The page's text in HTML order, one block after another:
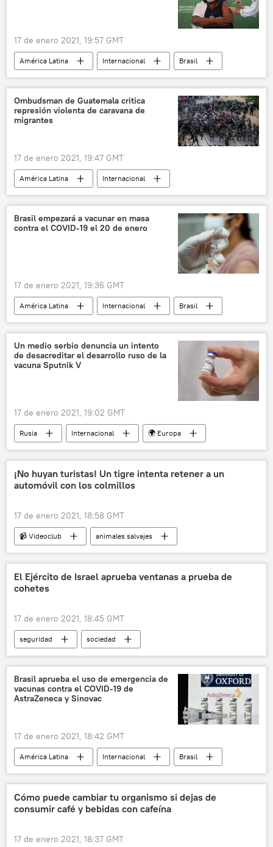
17 de enero 2021, 19:57 GMT
América Latina Internacional
Brasil
vacunación
COVID-19 noticias
Ombudsman de Guatemala critica
represión violenta de caravana de
migrantes
17 de enero 2021, 19:47 GMT
América Latina
Internacional
Guatemala
Centroamérica
Honduras
noticias
Brasil empezará a vacunar en masa
contra el COVID-19 el 20 de enero
17 de enero 2021, 19:36 GMT
América Latina Internacional
Brasil
vacunación
COVID-19 noticias
Un medio serbio denuncia un intento
de desacreditar el desarrollo ruso de la
vacuna Sputnik V
17 de enero 2021, 19:02 GMT
Rusia Internacional
🌍 Europa
Sputnik V (vacuna)
vacunación contra el COVID-19
vacunación
noticias
¡No huyan turistas! Un tigre intenta retener a un
automóvil con los colmillos
17 de enero 2021, 18:58 GMT
📹 Videoclub
animales salvajes
safari
animales 🧭 Destinos
El Ejército de Israel aprueba ventanas a prueba de
cohetes
17 de enero 2021, 18:45 GMT
seguridad
sociedad
🌍 Oriente Medio
Internacional
Israel
noticias
Brasil aprueba el uso de emergencia de
vacunas contra el COVID-19 de
AstraZeneca y Sinovac
17 de enero 2021, 18:42 GMT
América Latina Internacional
Brasil
AstraZeneca
vacunación
coronavirus
pandemia de coronavirus
COVID-19
vacunación contra el COVID-19
Cómo puede cambiar tu organismo si dejas de
consumir café y bebidas con cafeína
17 de enero 2021, 18:37 GMT